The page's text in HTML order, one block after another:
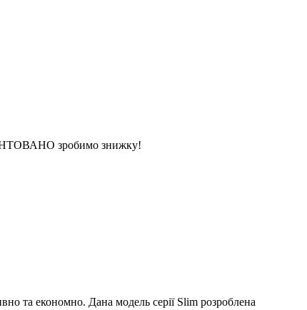
зробимо знижку!
та економно. Дана модель серії Slim розроблена